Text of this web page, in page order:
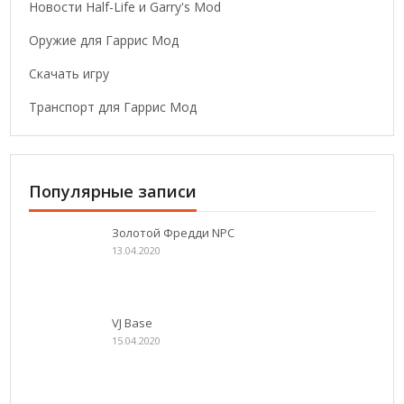
Новости Half-Life и Garry's Mod
Оружие для Гаррис Мод
Скачать игру
Транспорт для Гаррис Мод
Популярные записи
Золотой Фредди NPC
13.04.2020
VJ Base
15.04.2020